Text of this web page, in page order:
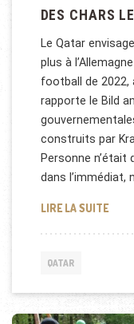
DES CHARS
Le Qatar
plus à
football de 2022,
rapporte le Bild
construits par
Personne
dans l’immédiat,
LIRE LA SUITEDES
QATAR